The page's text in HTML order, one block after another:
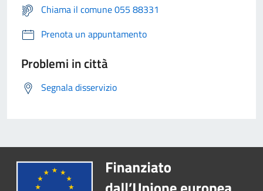
Chiama il comune 055 88331
Prenota un appuntamento
Problemi in città
Segnala disservizio